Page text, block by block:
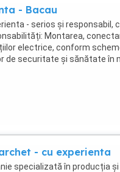
- Bacau
- serios și responsabil,
Montarea,
electrice, conform
de securitate și sănătate în
- cu experienta
specializată în producția și